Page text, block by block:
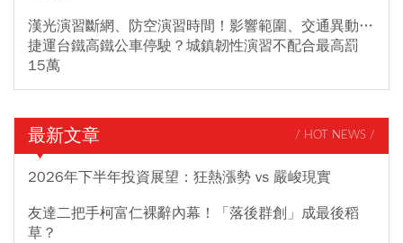
漢光演習斷網、防空演習時間！影響範圍、交通異動…
捷運台鐵高鐵公車停駛？城鎮韌性演習不配合最高罰
15萬
最新文章 / HOT NEWS /
2026年下半年投資展望：狂熱漲勢 vs 嚴峻現實
友達二把手柯富仁裸辭內幕！「落後群創」成最後稻
草？